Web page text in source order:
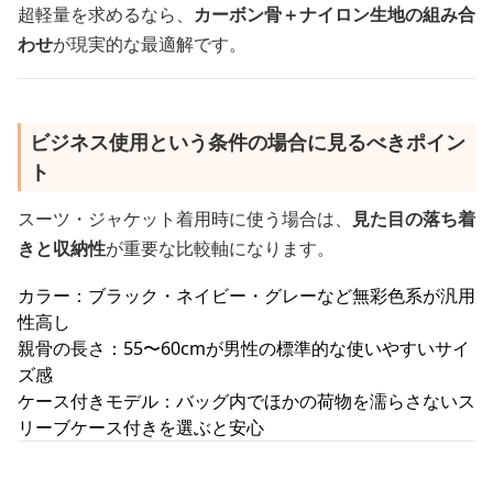
超軽量を求めるなら、 カーボン骨＋ナイロン生地の組み合
わせが現実的な最適解です。
ビジネス使用という条件の場合に見るべきポイン
ト
スーツ・ジャケット着用時に使う場合は、
見た目の落ち着
きと収納性が重要な比較軸になります。
カラー：ブラック・ネイビー・グレーなど無彩色系が汎用
性高し
親骨の長さ：55〜60cmが男性の標準的な使いやすいサイ
ズ感
ケース付きモデル：バッグ内でほかの荷物を濡らさないス
リーブケース付きを選ぶと安心